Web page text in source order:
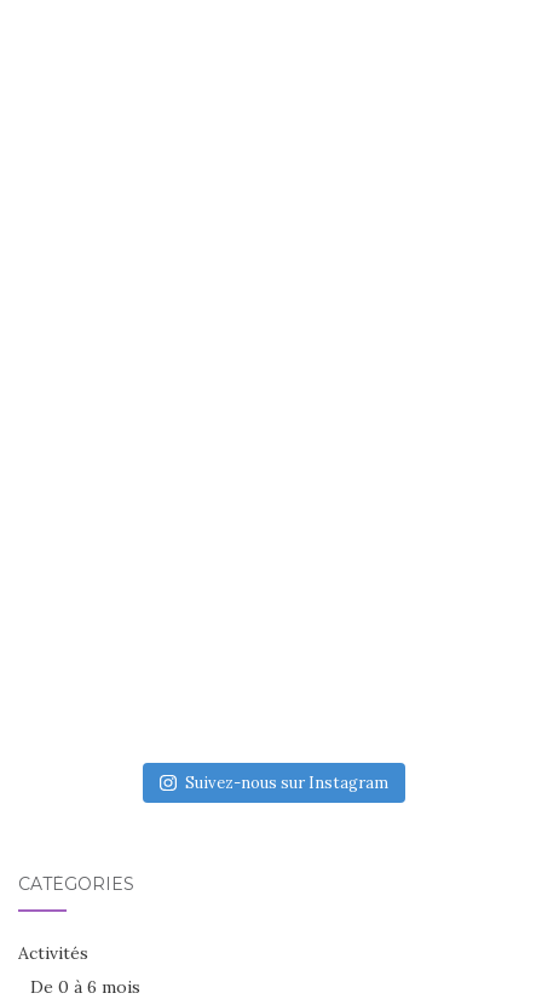
Suivez-nous sur Instagram
CATÉGORIES
Activités
De 0 à 6 mois